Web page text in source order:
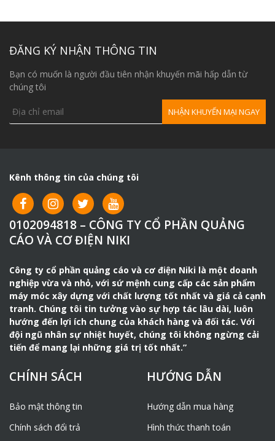
ĐĂNG KÝ NHẬN THÔNG TIN
Bạn có muốn là người đầu tiên nhận khuyến mãi hấp dẫn từ
chúng tôi
Kênh thông tin của chúng tôi
0102094818 – CÔNG TY CỔ PHẦN QUẢNG
CÁO VÀ CƠ ĐIỆN NIKI
Công ty cổ phần quảng cáo và cơ điện Niki là một doanh
nghiệp vừa và nhỏ, với sứ mệnh cung cấp các sản phẩm
máy móc xây dựng với chất lượng tốt nhất và giá cả cạnh
tranh. Chúng tôi tin tưởng vào sự hợp tác lâu dài, luôn
hướng đến lợi ích chung của khách hàng và đối tác. Với
đội ngũ nhân sự nhiệt huyết, chúng tôi không ngừng cải
tiến để mang lại những giá trị tốt nhất.”
CHÍNH SÁCH
Bảo mật thông tin
Chính sách đổi trả
HƯỚNG DẪN
Hướng dẫn mua hàng
Hình thức thanh toán